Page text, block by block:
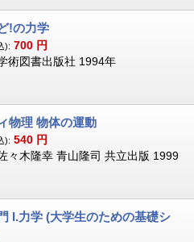
!の力学
): 700 円
術図書出版社 1994年
物理 物体の運動
): 540 円
々木隆幸 青山隆司 共立出版 1999
I.力学 (大学生のための基礎シ